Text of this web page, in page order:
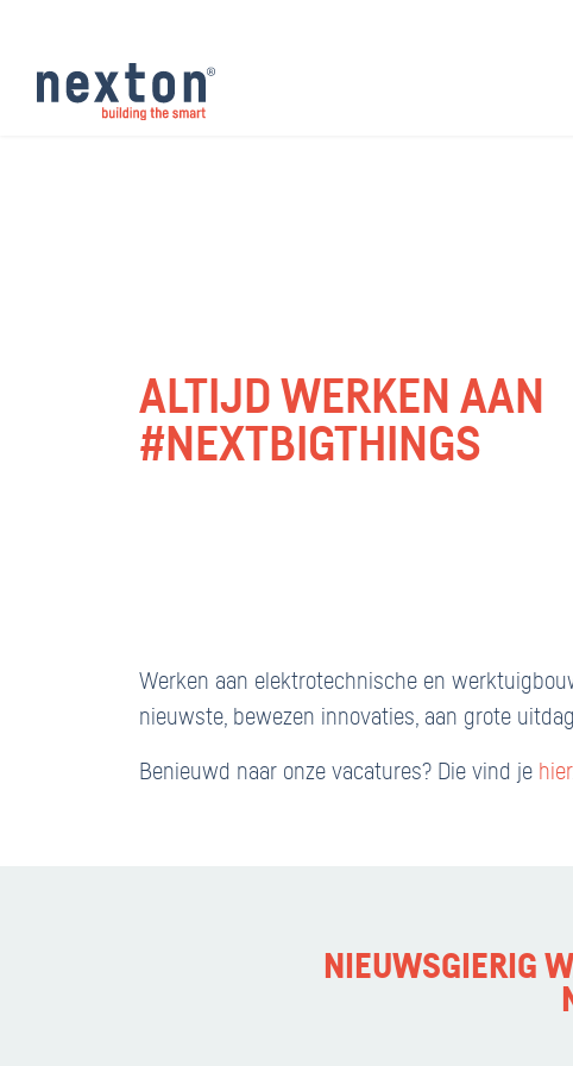
ALTIJD WERKEN AAN
#NEXTBIGTHINGS
Werken aan elektrotechnische en
nieuwste, bewezen innovaties, aan grote
Benieuwd naar onze vacatures? Die vind je hier.
NIEUWSGIERIG